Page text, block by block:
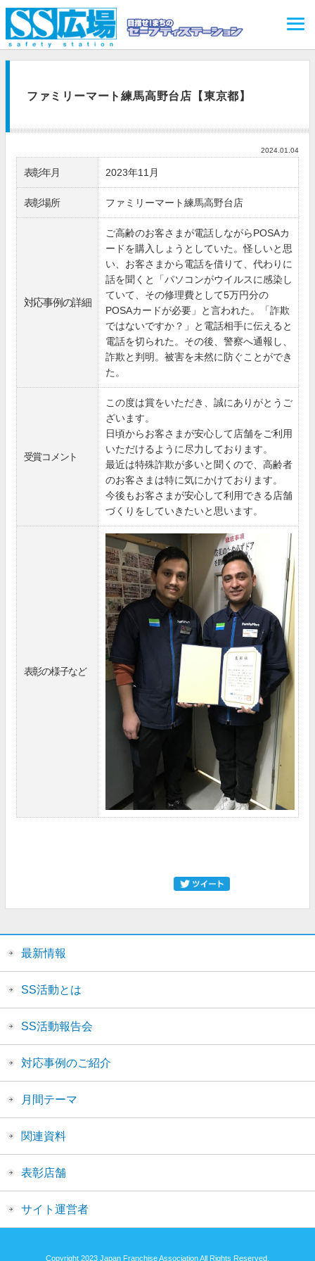
ファミリーマート練馬高野台店【東京都】
2024.01.04
表彰年月 2023年11月
表彰場所 ファミリーマート練馬高野台店
対応事例の詳細
ご高齢のお客さまが電話しながらPOSAカ
ードを購入しょうとしていた。怪しいと思
い、お客さまから電話を借りて、代わりに
話を聞くと「パソコンがウイルスに感染し
ていて、その修理費として5万円分の
POSAカードが必要」と言われた。「詐欺
ではないですか？」と電話相手に伝えると
電話を切られた。その後、警察へ通報し、
詐欺と判明。被害を未然に防ぐことができ
た。
受賞コメント
この度は賞をいただき、誠にありがとうご
ざいます。
日頃からお客さまが安心して店舗をご利用
いただけるように尽力しております。
最近は特殊詐欺が多いと聞くので、高齢者
のお客さまは特に気にかけております。
今後もお客さまが安心して利用できる店舗
づくりをしていきたいと思います。
表彰の様子など
最新情報
SS活動とは
SS活動報告会
対応事例のご紹介
月間テーマ
関連資料
表彰店舗
サイト運営者
Copyright 2023 Japan Franchise Association All Rights Reserved.